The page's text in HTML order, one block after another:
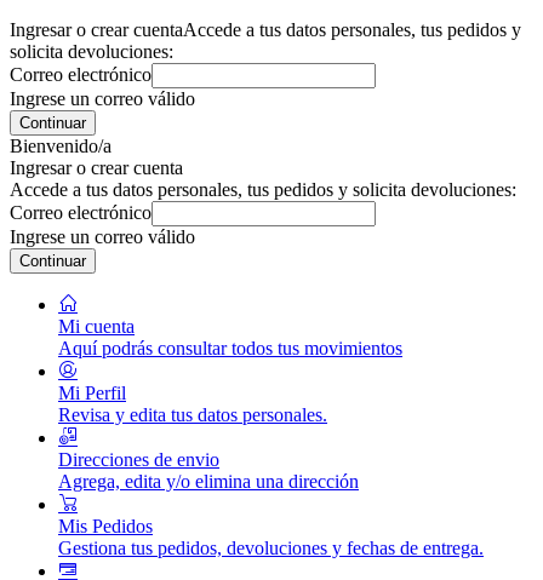
Ingresar o crear cuentaAccede a tus datos personales, tus pedidos y
solicita devoluciones:
Correo electrónico
Ingrese un correo válido
Continuar
Bienvenido/a
Ingresar o crear cuenta
Accede a tus datos personales, tus pedidos y solicita devoluciones:
Correo electrónico
Ingrese un correo válido
Continuar
Mi cuenta
Aquí podrás consultar todos tus movimientos
Mi Perfil
Revisa y edita tus datos personales.
Direcciones de envio
Agrega, edita y/o elimina una dirección
Mis Pedidos
Gestiona tus pedidos, devoluciones y fechas de entrega.